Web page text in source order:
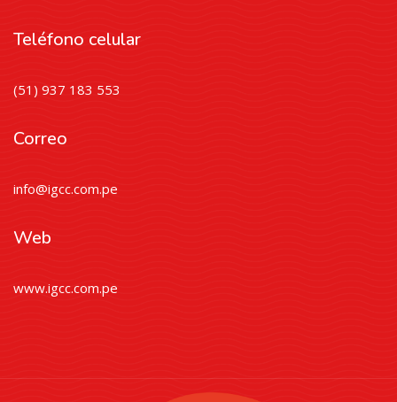
Teléfono celular
(51) 937 183 553
Correo
info@igcc.com.pe
Web
www.igcc.com.pe